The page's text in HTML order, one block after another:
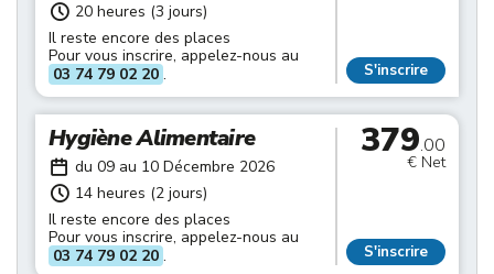
20 heures (3 jours)
Il reste encore des places
Pour vous inscrire, appelez-nous au
03 74 79 02 20 . S'inscrire
Hygiène Alimentaire
du 09 au 10 Décembre 2026
14 heures (2 jours)
Il reste encore des places
Pour vous inscrire, appelez-nous au
03 74 79 02 20 .
379.00
€ Net
S'inscrire